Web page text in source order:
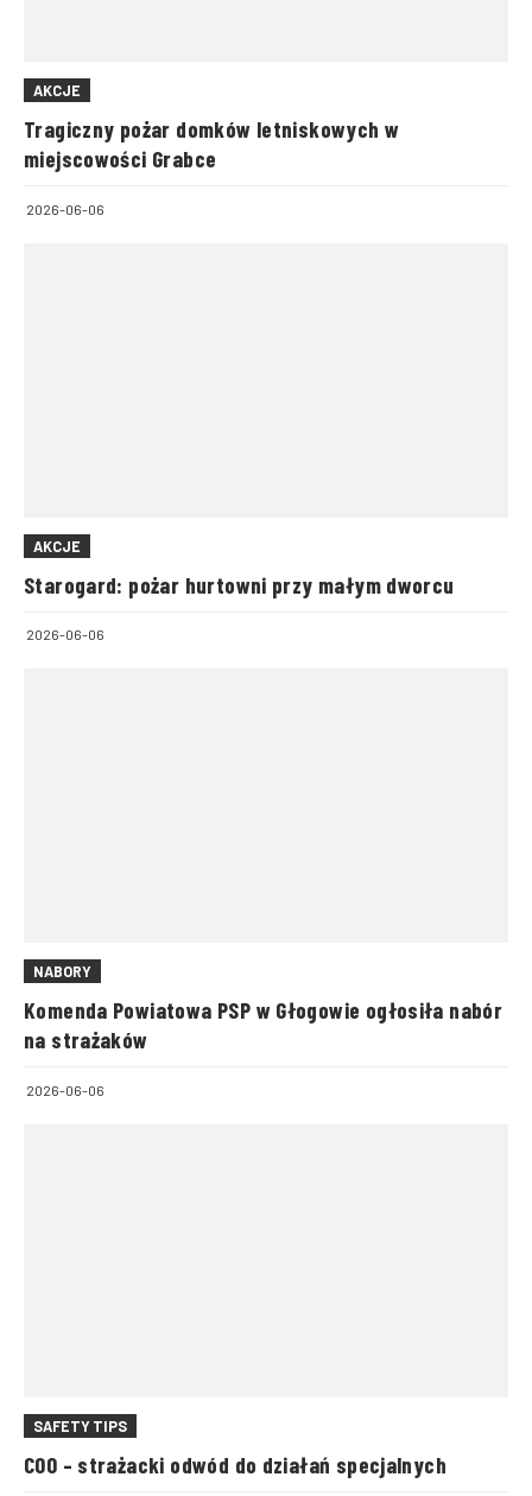
AKCJE
Tragiczny pożar domków letniskowych w
miejscowości Grabce
2026-06-06
AKCJE
Starogard: pożar hurtowni przy małym dworcu
2026-06-06
NABORY
Komenda Powiatowa PSP w Głogowie ogłosiła nabór
na strażaków
2026-06-06
SAFETY TIPS
COO – strażacki odwód do działań specjalnych